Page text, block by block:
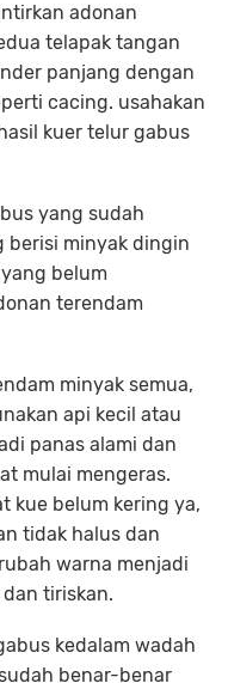
adonan
telapak tangan
panjang dengan
cacing. usahakan
kuer telur gabus
yang sudah
berisi minyak dingin
belum
terendam
minyak semua,
api kecil atau
panas alami dan
mulai mengeras.
kue belum kering ya,
tidak halus dan
warna menjadi
tiriskan.
kedalam wadah
benar-benar